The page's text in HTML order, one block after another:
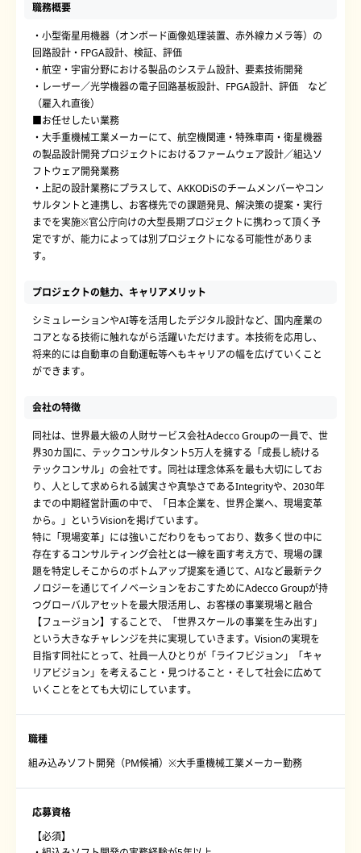
職務概要
・小型衛星用機器（オンボード画像処理装置、赤外線カメラ等）の
回路設計・FPGA設計、検証、評価
・航空・宇宙分野における製品のシステム設計、要素技術開発
・レーザー／光学機器の電子回路基板設計、FPGA設計、評価 など
（雇入れ直後）
■お任せしたい業務
・大手重機械工業メーカーにて、航空機関連・特殊車両・衛星機器
の製品設計開発プロジェクトにおけるファームウェア設計／組込ソ
フトウェア開発業務
・上記の設計業務にプラスして、AKKODiSのチームメンバーやコン
サルタントと連携し、お客様先での課題発見、解決策の提案・実行
までを実施※官公庁向けの大型長期プロジェクトに携わって頂く予
定ですが、能力によっては別プロジェクトになる可能性がありま
す。
プロジェクトの魅力、キャリアメリット
シミュレーションやAI等を活用したデジタル設計など、国内産業の
コアとなる技術に触れながら活躍いただけます。本技術を応用し、
将来的には自動車の自動運転等へもキャリアの幅を広げていくこと
ができます。
会社の特徴
同社は、世界最大級の人財サービス会社Adecco Groupの一員で、世
界30カ国に、テックコンサルタント5万人を擁する「成長し続ける
テックコンサル」の会社です。同社は理念体系を最も大切にしてお
り、人として求められる誠実さや真摯さであるIntegrityや、2030年
までの中期経営計画の中で、「日本企業を、世界企業へ、現場変革
から。」というVisionを掲げています。
特に「現場変革」には強いこだわりをもっており、数多く世の中に
存在するコンサルティング会社とは一線を画す考え方で、現場の課
題を特定しそこからのボトムアップ提案を通じて、AIなど最新テク
ノロジーを通じてイノベーションをおこすためにAdecco Groupが持
つグローバルアセットを最大限活用し、お客様の事業現場と融合
【フュージョン】することで、「世界スケールの事業を生み出す」
という大きなチャレンジを共に実現していきます。Visionの実現を
目指す同社にとって、社員一人ひとりが「ライフビジョン」「キャ
リアビジョン」を考えること・見つけること・そして社会に広めて
いくことをとても大切にしています。
職種
組み込みソフト開発（PM候補）※大手重機械工業メーカー勤務
応募資格
【必須】